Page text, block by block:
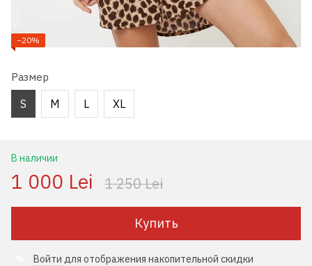
−20%
Размер
S M L XL
В наличии
1 000 Lei 1 250 Lei
Купить
Войти для отображения накопительной скидки